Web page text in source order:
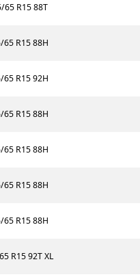
65 R15 88T
65 R15 88H
65 R15 92H
65 R15 88H
65 R15 88H
65 R15 88H
65 R15 88H
R15 92T XL